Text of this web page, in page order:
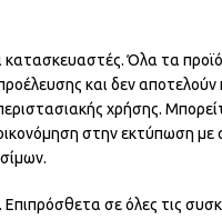
κατασκευαστές. Όλα τα
και δεν
χρήσης.
στην εκτύπωση
σε όλες τις